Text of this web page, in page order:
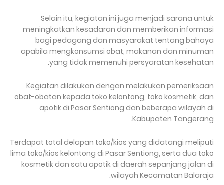
Selain itu, kegiatan ini juga menjadi sarana untuk
meningkatkan kesadaran dan memberikan informasi
bagi pedagang dan masyarakat tentang bahaya
apabila mengkonsumsi obat, makanan dan minuman
yang tidak memenuhi persyaratan kesehatan.
Kegiatan dilakukan dengan melakukan pemeriksaan
obat-obatan kepada toko kelontong, toko kosmetik, dan
apotik di Pasar Sentiong dan beberapa wilayah di
Kabupaten Tangerang.
Terdapat total delapan toko/kios yang didatangi meliputi
lima toko/kios kelontong di Pasar Sentiong, serta dua toko
kosmetik dan satu apotik di daerah sepanjang jalan di
wilayah Kecamatan Balaraja.